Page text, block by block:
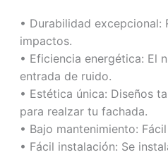
• Durabilidad excepcional:
impactos.
• Eficiencia energética: El
entrada de ruido.
• Estética única: Diseños
para realzar tu fachada.
• Bajo mantenimiento:
• Fácil instalación: Se